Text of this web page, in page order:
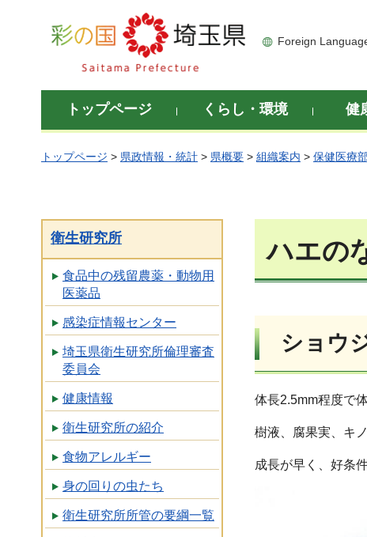
彩の国 埼玉県
Foreign
トップページ くらし・環境 健
トップページ > 県政情報・統計 > 県概要 > 組織案内 > 保健医療
衛生研究所
食品中の残留農薬・動物用
医薬品
感染症情報センター
埼玉県衛生研究所倫理審査
委員会
健康情報
衛生研究所の紹介
食物アレルギー
身の回りの虫たち
衛生研究所所管の要綱一覧
ハエの
ショウ
体長2.5mm程度で
樹液、腐果実、キ
成長が早く、好条